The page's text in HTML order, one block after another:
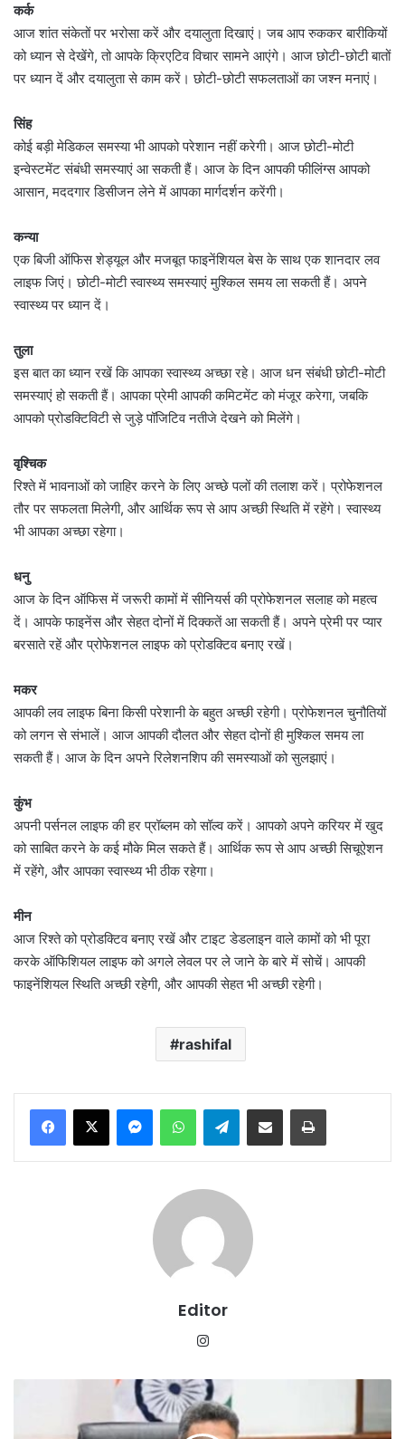
कर्क
आज शांत संकेतों पर भरोसा करें और दयालुता दिखाएं। जब आप रुककर बारीकियों
को ध्यान से देखेंगे, तो आपके क्रिएटिव विचार सामने आएंगे। आज छोटी-छोटी बातों
पर ध्यान दें और दयालुता से काम करें। छोटी-छोटी सफलताओं का जश्न मनाएं।
सिंह
कोई बड़ी मेडिकल समस्या भी आपको परेशान नहीं करेगी। आज छोटी-मोटी
इन्वेस्टमेंट संबंधी समस्याएं आ सकती हैं। आज के दिन आपकी फीलिंग्स आपको
आसान, मददगार डिसीजन लेने में आपका मार्गदर्शन करेंगी।
कन्या
एक बिजी ऑफिस शेड्यूल और मजबूत फाइनेंशियल बेस के साथ एक शानदार लव
लाइफ जिएं। छोटी-मोटी स्वास्थ्य समस्याएं मुश्किल समय ला सकती हैं। अपने
स्वास्थ्य पर ध्यान दें।
तुला
इस बात का ध्यान रखें कि आपका स्वास्थ्य अच्छा रहे। आज धन संबंधी छोटी-मोटी
समस्याएं हो सकती हैं। आपका प्रेमी आपकी कमिटमेंट को मंजूर करेगा, जबकि
आपको प्रोडक्टिविटी से जुड़े पॉजिटिव नतीजे देखने को मिलेंगे।
वृश्चिक
रिश्ते में भावनाओं को जाहिर करने के लिए अच्छे पलों की तलाश करें। प्रोफेशनल
तौर पर सफलता मिलेगी, और आर्थिक रूप से आप अच्छी स्थिति में रहेंगे। स्वास्थ्य
भी आपका अच्छा रहेगा।
धनु
आज के दिन ऑफिस में जरूरी कामों में सीनियर्स की प्रोफेशनल सलाह को महत्व
दें। आपके फाइनेंस और सेहत दोनों में दिक्कतें आ सकती हैं। अपने प्रेमी पर प्यार
बरसाते रहें और प्रोफेशनल लाइफ को प्रोडक्टिव बनाए रखें।
मकर
आपकी लव लाइफ बिना किसी परेशानी के बहुत अच्छी रहेगी। प्रोफेशनल चुनौतियों
को लगन से संभालें। आज आपकी दौलत और सेहत दोनों ही मुश्किल समय ला
सकती हैं। आज के दिन अपने रिलेशनशिप की समस्याओं को सुलझाएं।
कुंभ
अपनी पर्सनल लाइफ की हर प्रॉब्लम को सॉल्व करें। आपको अपने करियर में खुद
को साबित करने के कई मौके मिल सकते हैं। आर्थिक रूप से आप अच्छी सिचूऐशन
में रहेंगे, और आपका स्वास्थ्य भी ठीक रहेगा।
मीन
आज रिश्ते को प्रोडक्टिव बनाए रखें और टाइट डेडलाइन वाले कामों को भी पूरा
करके ऑफिशियल लाइफ को अगले लेवल पर ले जाने के बारे में सोचें। आपकी
फाइनेंशियल स्थिति अच्छी रहेगी, और आपकी सेहत भी अच्छी रहेगी।
rashifal
MessengerWhatsAppTelegramShare via Email Print
Editor